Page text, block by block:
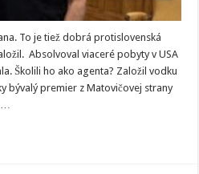
To je tiež dobrá protislovenská
Absolvoval viaceré pobyty v USA
Školili ho ako agenta? Založil vodku
bývalý premier z Matovičovej strany